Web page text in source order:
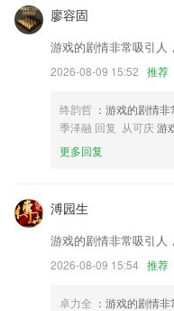
扩大读书范围，增加读书体验！
定位超频违规专项整治
新增小程序模块。
以上就是加拿大pc蛋蛋预测网
以到应用商店进行打分评论，
品进行优化修改。
廖容固
游戏的剧情非常吸引人
2026-08-09 15:52 推荐
终韵哲 ：游戏的剧情
季泽融 回复 从可庆游
更多回复
溥园生
游戏的剧情非常吸引人
2026-08-09 15:54 推荐
卓力全 ：游戏的剧情